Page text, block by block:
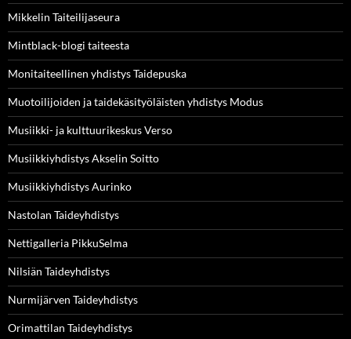
Mikkelin Taiteilijaseura
Mintblack-blogi taiteesta
Monitaiteellinen yhdistys Taidepuska
Muotoilijoiden ja taidekäsityöläisten yhdistys Modus
Musiikki- ja kulttuurikeskus Verso
Musiikkiyhdistys Akselin Soitto
Musiikkiyhdistys Aurinko
Nastolan Taideyhdistys
Nettigalleria PikkuSelma
Nilsiän Taideyhdistys
Nurmijärven Taideyhdistys
Orimattilan Taideyhdistys